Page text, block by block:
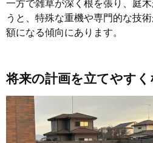
一方で雑草が深く根を張り、庭
うと、特殊な重機や専門的な技
額になる傾向にあります。
将来の計画を立てやすく